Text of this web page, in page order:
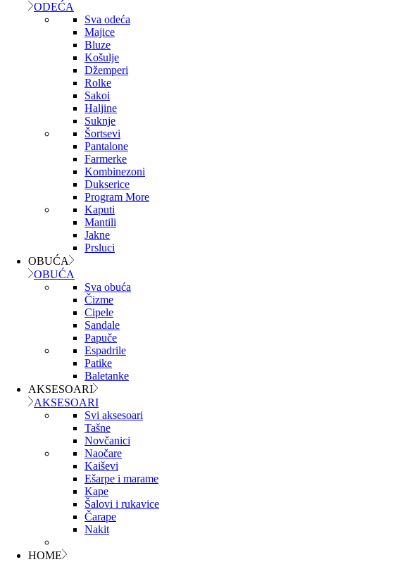
ODEĆA
Sva odeća
Majice
Bluze
Košulje
Džemperi
Rolke
Sakoi
Haljine
Suknje
Šortsevi
Pantalone
Farmerke
Kombinezoni
Dukserice
Program More
Kaputi
Mantili
Jakne
Prsluci
OBUĆA
OBUĆA
Sva obuća
Čizme
Cipele
Sandale
Papuče
Espadrile
Patike
Baletanke
AKSESOARI
AKSESOARI
Svi aksesoari
Tašne
Novčanici
Naočare
Kaiševi
Ešarpe i marame
Kape
Šalovi i rukavice
Čarape
Nakit
HOME